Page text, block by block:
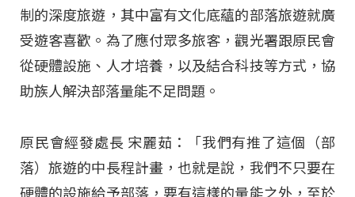
制的深度旅遊，其中富有文化底蘊的部落旅遊就廣
受遊客喜歡。為了應付眾多旅客，觀光署跟原民會
從硬體設施、人才培養，以及結合科技等方式，協
助族人解決部落量能不足問題。
原民會經發處長 宋麗茹：「我們有推了這個（部
落）旅遊的中長程計畫，也就是說，我們不只要在
硬體的設施給予部落，要有這樣的量能之外，至於